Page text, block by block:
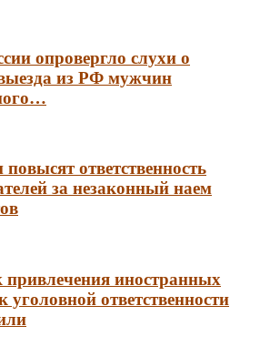
опровергло слухи о
из РФ мужчин
ответственность
за незаконный наем
иностранных
уголовной ответственности